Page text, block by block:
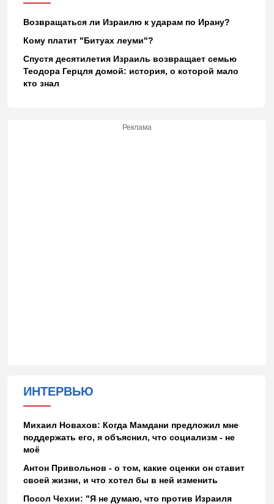
Возвращаться ли Израилю к ударам по Ирану?
Кому платит "Битуах леуми"?
Спустя десятилетия Израиль возвращает семью
Теодора Герцля домой: история, о которой мало
кто знал
Реклама
ИНТЕРВЬЮ
Михаил Новахов: Когда Мамдани предложил мне
поддержать его, я объяснил, что социализм - не
моё
Антон Привольнов - о том, какие оценки он ставит
своей жизни, и что хотел бы в ней изменить
Посол Чехии: "Я не думаю, что против Израиля